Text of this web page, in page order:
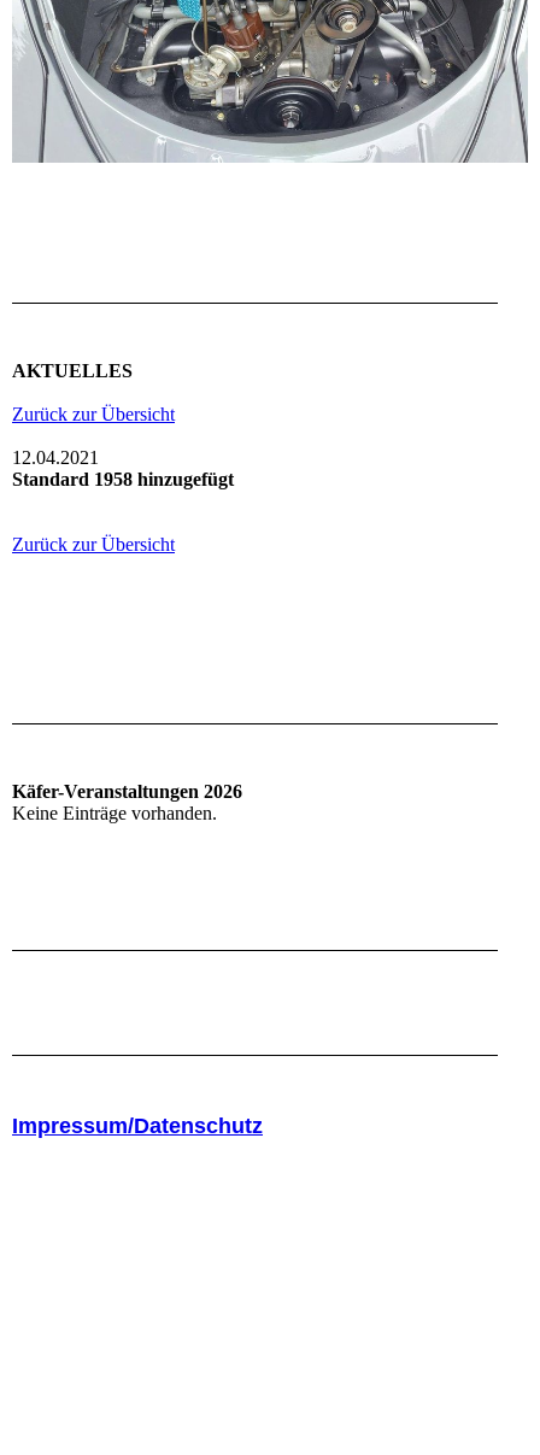
AKTUELLES
Zurück zur Übersicht
12.04.2021
Standard 1958 hinzugefügt
Zurück zur Übersicht
Käfer-Veranstaltungen 2026
Keine Einträge vorhanden.
Impressum/Datenschutz